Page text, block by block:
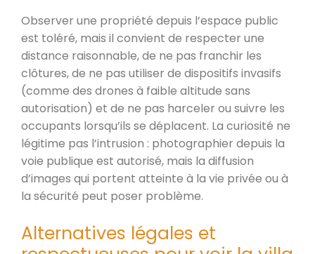
Observer une propriété depuis l’espace public
est toléré, mais il convient de respecter une
distance raisonnable, de ne pas franchir les
clôtures, de ne pas utiliser de dispositifs invasifs
(comme des drones à faible altitude sans
autorisation) et de ne pas harceler ou suivre les
occupants lorsqu’ils se déplacent. La curiosité ne
légitime pas l’intrusion : photographier depuis la
voie publique est autorisé, mais la diffusion
d’images qui portent atteinte à la vie privée ou à
la sécurité peut poser problème.
Alternatives légales et